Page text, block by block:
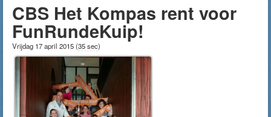
CBS Het Kompas rent voor
FunRundeKuip!
Vrijdag 17 april 2015(35 sec)